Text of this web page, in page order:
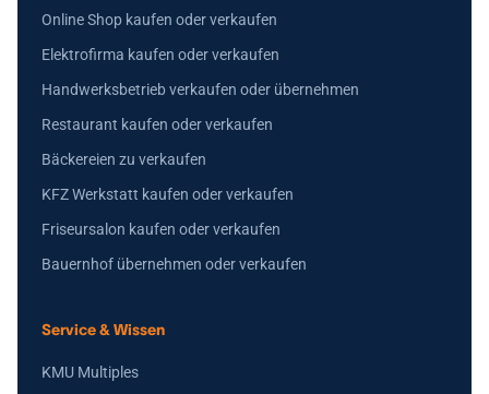
Online Shop kaufen oder verkaufen
Elektrofirma kaufen oder verkaufen
Handwerksbetrieb verkaufen oder übernehmen
Restaurant kaufen oder verkaufen
Bäckereien zu verkaufen
KFZ Werkstatt kaufen oder verkaufen
Friseursalon kaufen oder verkaufen
Bauernhof übernehmen oder verkaufen
Service & Wissen
KMU Multiples